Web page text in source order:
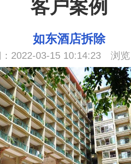
客户案例
如东酒店拆除
：2022-03-15 10:14:23 浏览